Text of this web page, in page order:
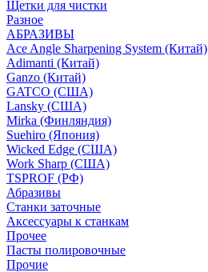
Щетки для чистки
Разное
АБРАЗИВЫ
Ace Angle Sharpening System (Китай)
Adimanti (Китай)
Ganzo (Китай)
GATCO (США)
Lansky (США)
Mirka (Финляндия)
Suehiro (Япония)
Wicked Edge (США)
Work Sharp (США)
TSPROF (РФ)
Абразивы
Станки заточные
Аксессуары к станкам
Прочее
Пасты полировочные
Прочие